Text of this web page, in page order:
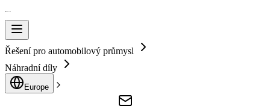
Řešení pro automobilový průmysl
Náhradní díly
Europe